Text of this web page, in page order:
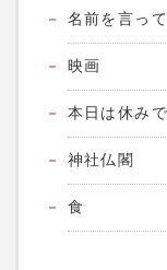
名前を言っ
映画
本日は休み
神社仏閣
食